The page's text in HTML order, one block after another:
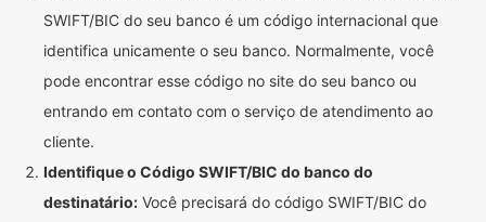
SWIFT/BIC do seu banco é um código internacional que
identifica unicamente o seu banco. Normalmente, você
pode encontrar esse código no site do seu banco ou
entrando em contato com o serviço de atendimento ao
cliente.
Identifique o Código SWIFT/BIC do banco do
destinatário: Você precisará do código SWIFT/BIC do